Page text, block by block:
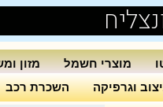
מוצרי חשמל מזון
וגרפיקה השכרת רכב